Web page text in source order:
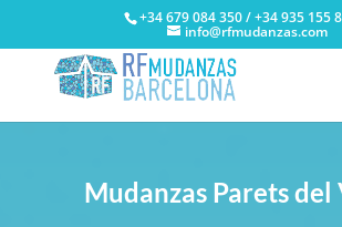
+34 679 084 350 / +34 935 155
info@rfmudanzas.com
Mudanzas Parets del